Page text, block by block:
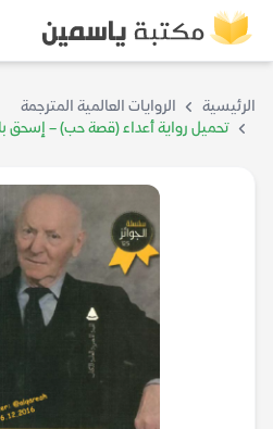
الرئيسية
الروايات العالمية المترجمة
تحميل رواية أعداء (قصة حب) – إسحق